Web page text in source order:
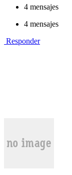
4 mensajes
4 mensajes
Responder